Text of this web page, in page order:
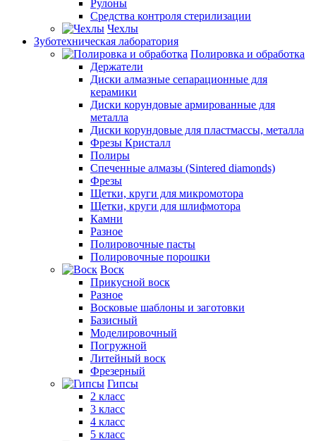
Рулоны
Средства контроля стерилизации
Чехлы
Зуботехническая лаборатория
Полировка и обработка
Держатели
Диски алмазные сепарационные для
керамики
Диски корундовые армированные для
металла
Диски корундовые для пластмассы, металла
Фрезы Кристалл
Полиры
Спеченные алмазы (Sintered diamonds)
Фрезы
Щетки, круги для микромотора
Щетки, круги для шлифмотора
Камни
Разное
Полировочные пасты
Полировочные порошки
Воск
Прикусной воск
Разное
Восковые шаблоны и заготовки
Базисный
Моделировочный
Погружной
Литейный воск
Фрезерный
Гипсы
2 класс
3 класс
4 класс
5 класс